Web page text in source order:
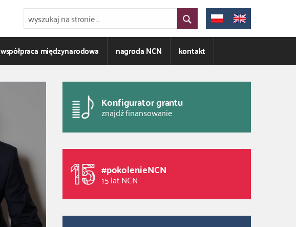
współpraca międzynarodowa nagroda NCN kontakt
Konfigurator grantu
znajdź finansowanie
#pokolenieNCN
15 lat NCN